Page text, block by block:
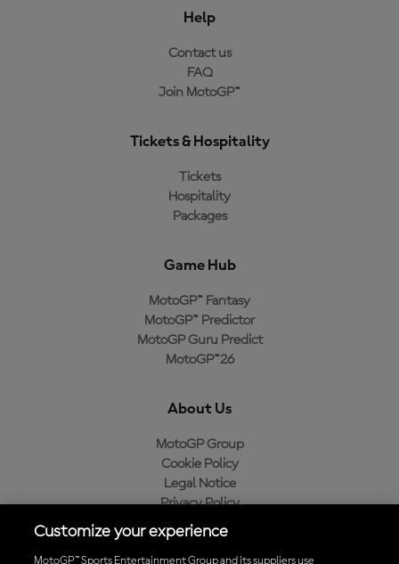
Help
Contact us
FAQ
Join MotoGP™
Tickets & Hospitality
Tickets
Hospitality
Packages
Game Hub
MotoGP™ Fantasy
MotoGP™ Predictor
MotoGP Guru Predict
MotoGP™26
About Us
MotoGP Group
Cookie Policy
Legal Notice
Privacy Policy
Purchase Policy
Customize your experience
MotoGP™ Sports Entertainment Group and its suppliers use